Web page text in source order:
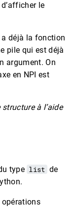
le
a déjà la fonction
pile qui est déjà
argument. On
en NPI est
à l’aide
type list de